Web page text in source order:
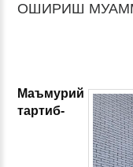
ОШИРИШ
Маъмурий
тартиб-